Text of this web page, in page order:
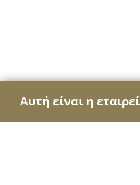
Αυτή είναι η